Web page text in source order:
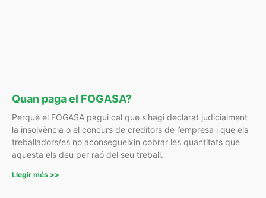
Quan paga el FOGASA?
Perquè el FOGASA pagui cal que s’hagi declarat judicialment
la insolvència o el concurs de creditors de l’empresa i que els
treballadors/es no aconsegueixin cobrar les quantitats que
aquesta els deu per raó del seu treball.
Llegir més >>